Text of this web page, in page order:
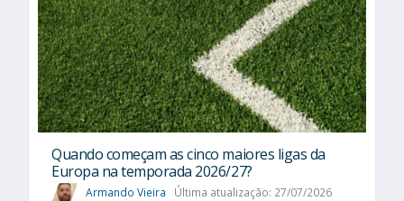
Quando começam as cinco maiores ligas da
Europa na temporada 2026/27?
Armando Vieira Última atualização: 27/07/2026